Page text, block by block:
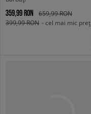
359,99 RON
659,99 RON
399,99 RON - cel mai mic preț